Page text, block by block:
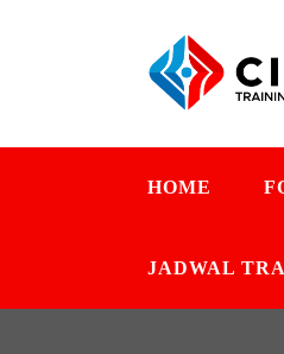
HOME
JADWAL